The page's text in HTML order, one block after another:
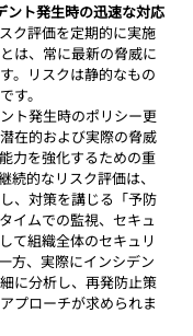
ント発生時の迅速な対応
ク評価を定期的に実施
は、常に最新の脅威に
。リスクは静的なもの
す。
ト発生時のポリシー更
在的および実際の脅威
力を強化するための重
続的なリスク評価は、
、対策を講じる「予防
イムでの監視、セキュ
て組織全体のセキュリ
方、実際にインシデン
に分析し、再発防止策
プローチが求められま